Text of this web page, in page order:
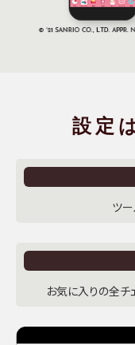
設定
ツ
お気に入りの全チ